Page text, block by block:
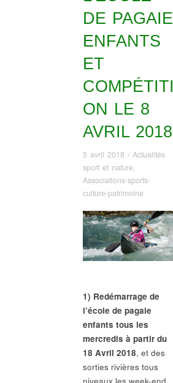
DE PAGAIE
ENFANTS
ET
COMPÉTITI
ON LE 8
AVRIL 2018
5 avril 2018 / Actualités
sport et nature,
Associations-sports-
culture-patrimoine
1) Redémarrage de
l’école de pagaie
enfants tous les
mercredis à partir du
18 Avril 2018, et des
sorties rivières tous